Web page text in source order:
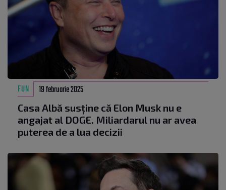
FUN 19 februarie 2025
Casa Albă susține că Elon Musk nu e
angajat al DOGE. Miliardarul nu ar avea
puterea de a lua decizii